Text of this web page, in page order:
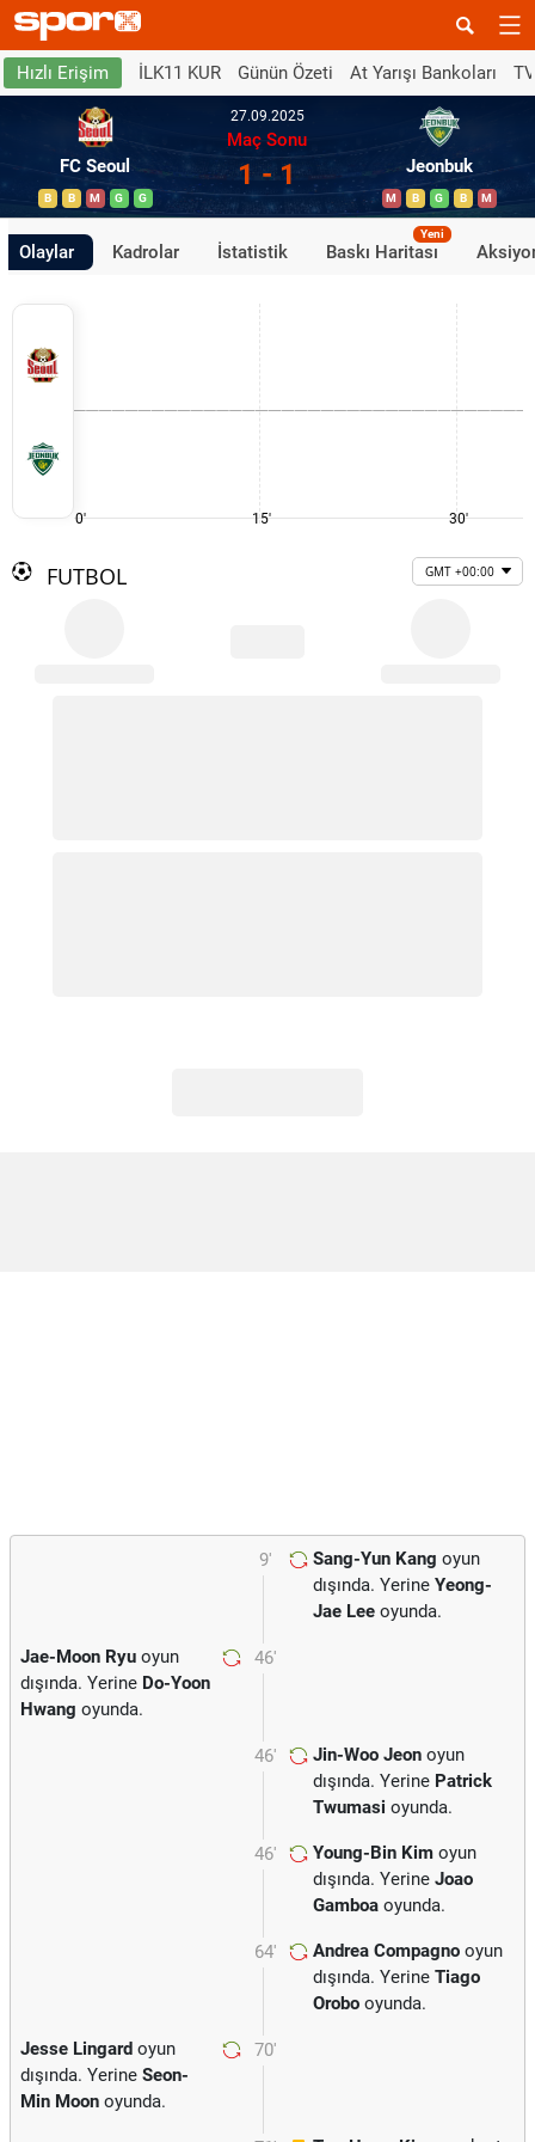
Hızlı Erişim İLK11 KUR Günün Özeti At Yarışı Bankoları
FC Seoul
B B M G G
27.09.2025
Maç Sonu
1 - 1 Jeonbuk
M B G B M
Olaylar Kadrolar İstatistik Baskı Haritası
Yeni
0' 15' 30'
FUTBOL GMT +00:00
9' Sang-Yun Kang oyun
dışında. Yerine Yeong-
Jae Lee oyunda.
46'
Jae-Moon Ryu oyun
dışında. Yerine Do-Yoon
Hwang oyunda.
46' Jin-Woo Jeon oyun
dışında. Yerine Patrick
Twumasi oyunda.
46' Young-Bin Kim oyun
dışında. Yerine Joao
Gamboa oyunda.
64' Andrea Compagno oyun
dışında. Yerine Tiago
Orobo oyunda.
70'
Jesse Lingard oyun
dışında. Yerine Seon-
Min Moon oyunda.